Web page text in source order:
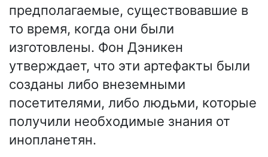
предполагаемые, существовавшие в
то время, когда они были
изготовлены. Фон Дэникен
утверждает, что эти артефакты были
созданы либо внеземными
посетителями, либо людьми, которые
получили необходимые знания от
инопланетян.